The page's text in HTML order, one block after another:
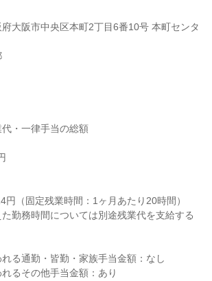
大阪市中央区本町2丁目6番10号 本町センタ
・一律手当の総額
円（固定残業時間：1ヶ月あたり20時間）
勤務時間については別途残業代を支給する
る通勤・皆勤・家族手当金額：なし
るその他手当金額：あり